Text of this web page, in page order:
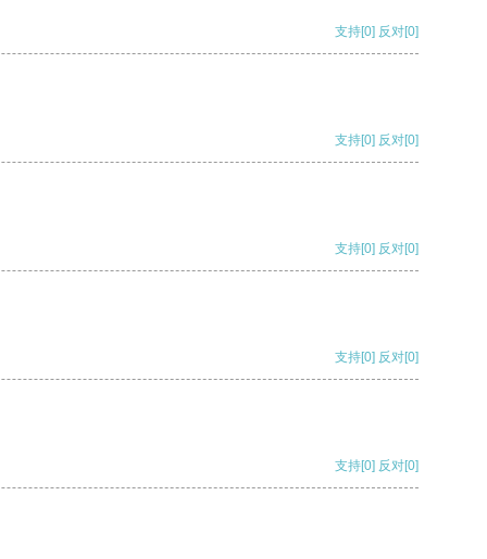
支持[0] 反对[0]
支持[0] 反对[0]
支持[0] 反对[0]
支持[0] 反对[0]
支持[0] 反对[0]